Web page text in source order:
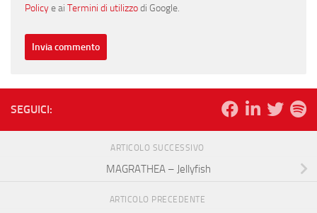
Policye ai Termini di utilizzodi Google.
SEGUICI:
ARTICOLO SUCCESSIVO
MAGRATHEA – Jellyfish
ARTICOLO PRECEDENTE